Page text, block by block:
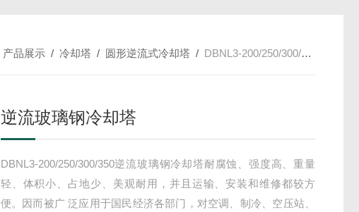
产品展示 /冷却塔 / 圆形逆流式冷却塔 / DBNL3-200/250/300/350逆流玻璃钢冷却塔
逆流玻璃钢冷却塔
DBNL3-200/250/300/350逆流玻璃钢冷却塔耐腐蚀、强度高、重量
轻、体积小、占地少、美观耐用，并且运输、安装和维修都较方
便。因而被广 泛应用于国民经济各部门，对空调、制冷、空压站、